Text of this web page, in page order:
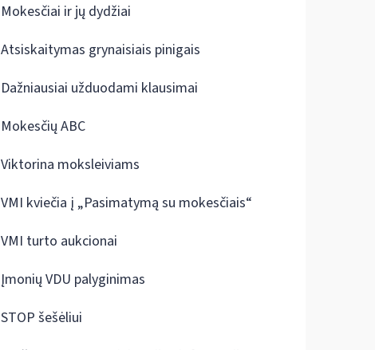
Mokesčiai ir jų dydžiai
Atsiskaitymas grynaisiais pinigais
Dažniausiai užduodami klausimai
Mokesčių ABC
Viktorina moksleiviams
VMI kviečia į „Pasimatymą su mokesčiais“
VMI turto aukcionai
Įmonių VDU palyginimas
STOP šešėliui